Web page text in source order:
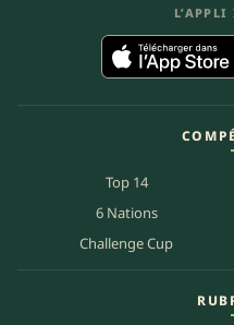
L’APPLI
Top 14
6 Nations
Challenge Cup